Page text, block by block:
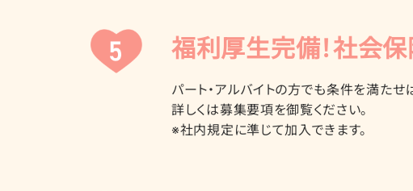
福利厚生完備！社会保
パート・アルバイトの方でも条件を満たせ
詳しくは募集要項を御覧ください。
※社内規定に準じて加入できます。